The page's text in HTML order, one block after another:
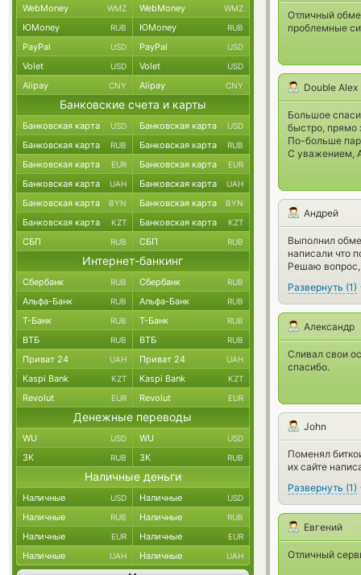
Отличный
проблемные
Double Alex
Большое
быстро, прямо
По-больше
С уважением,
Андрей
Выполнил
написали что
Решаю вопрос,
Развернуть (1)
Александр
Сливал свои
спасибо.
John
Поменял
их сайте
Развернуть (1)
Евгений
Отличный
WebMoney WMZ WebMoney WMZ
ЮMoney RUB ЮMoney RUB
PayPal USD PayPal USD
Volet USD Volet USD
Alipay CNY Alipay CNY
Банковские счета и карты
Банковская карта USD Банковская карта USD
Банковская карта RUB Банковская карта RUB
Банковская карта EUR Банковская карта EUR
Банковская карта UAH Банковская карта UAH
Банковская карта BYN Банковская карта BYN
Банковская карта KZT Банковская карта KZT
СБП RUB СБП RUB
Интернет-банкинг
Сбербанк RUB Сбербанк RUB
Альфа-Банк RUB Альфа-Банк RUB
Т-Банк RUB Т-Банк RUB
ВТБ RUB ВТБ RUB
Приват 24 UAH Приват 24 UAH
Kaspi Bank KZT Kaspi Bank KZT
Revolut EUR Revolut EUR
Денежные переводы
WU USD WU USD
ЗК RUB ЗК RUB
Наличные деньги
Наличные USD Наличные USD
Наличные RUB Наличные RUB
Наличные EUR Наличные EUR
Наличные UAH Наличные UAH